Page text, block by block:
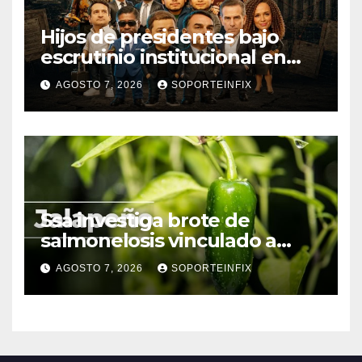
Hijos de presidentes bajo
escrutinio institucional en
Brasil, Guinea Ecuatorial,
Angola y Estados Unidos
AGOSTO 7, 2026 SOPORTEINFIX
Ssa investiga brote de
salmonelosis vinculado a
chiles jalapeños de Nuevo
León y Sinaloa
AGOSTO 7, 2026 SOPORTEINFIX